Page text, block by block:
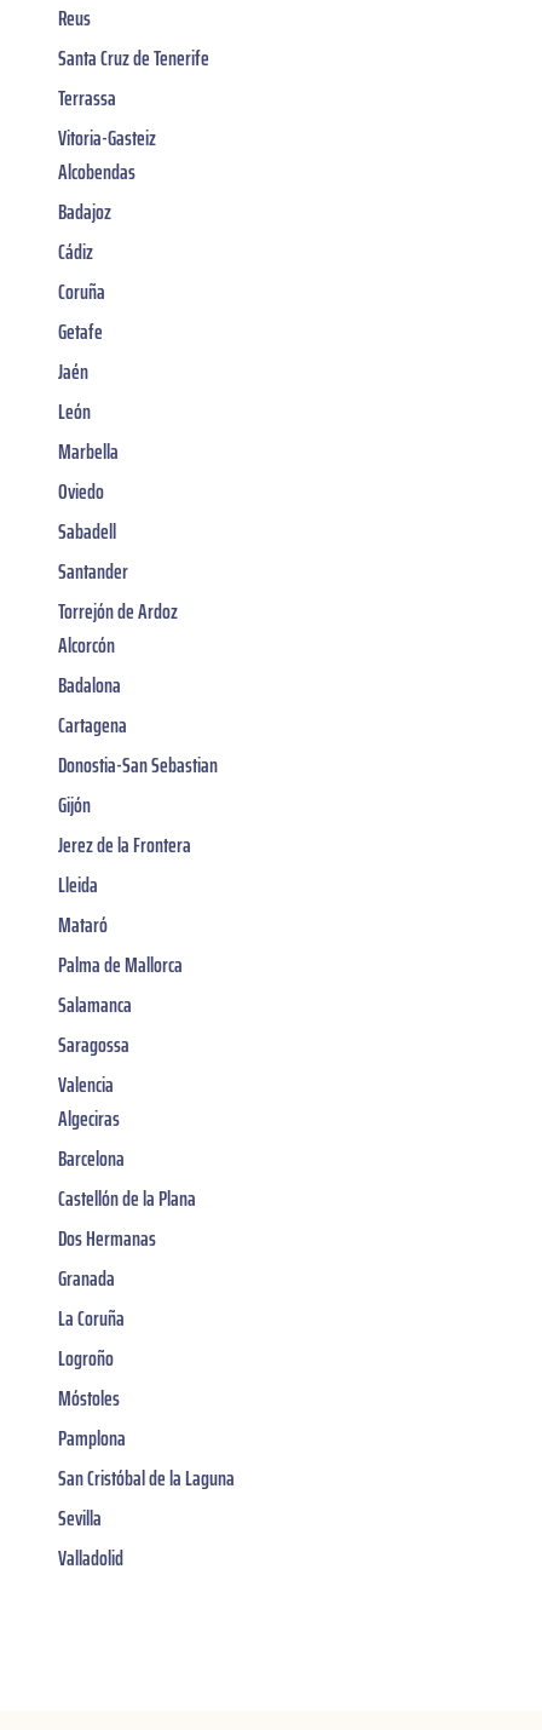
Reus
Santa Cruz de Tenerife
Terrassa
Vitoria-Gasteiz
Alcobendas
Badajoz
Cádiz
Coruña
Getafe
Jaén
León
Marbella
Oviedo
Sabadell
Santander
Torrejón de Ardoz
Alcorcón
Badalona
Cartagena
Donostia-San Sebastian
Gijón
Jerez de la Frontera
Lleida
Mataró
Palma de Mallorca
Salamanca
Saragossa
Valencia
Algeciras
Barcelona
Castellón de la Plana
Dos Hermanas
Granada
La Coruña
Logroño
Móstoles
Pamplona
San Cristóbal de la Laguna
Sevilla
Valladolid